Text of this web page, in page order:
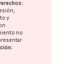
y
no